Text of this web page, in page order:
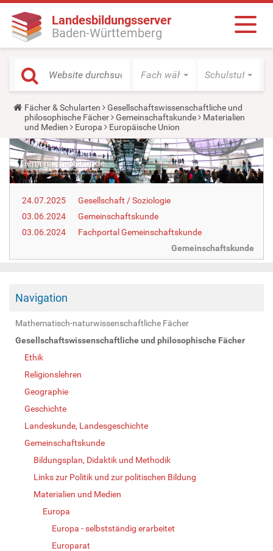
Landesbildungsserver
Baden-Württemberg
Fach wählen Schulstufe
Y
o
u
a
r
e
h
e
r
:
Fächer & Schularten
Gesellschaftswissenschaftliche und
philosophische Fächer
Gemeinschaftskunde
Materialien
und Medien
Europa Europäische Union
24.07.2025
Gesellschaft / Soziologie
03.06.2024
Gemeinschaftskunde
03.06.2024
Fachportal Gemeinschaftskunde
Gemeinschaftskunde
Navigation
Mathematisch-naturwissenschaftliche Fächer
Gesellschaftswissenschaftliche und philosophische Fächer
Ethik
Religionslehren
Geographie
Geschichte
Landeskunde, Landesgeschichte
Gemeinschaftskunde
Bildungsplan, Didaktik und Methodik
Links zur Politik und zur politischen Bildung
Materialien und Medien
Europa
Europa - selbstständig erarbeitet
Europarat